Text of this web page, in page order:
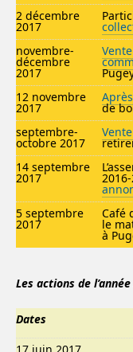
2 décembre
2017
novembre-
décembre
2017
12 novembre
2017
de
septembre-
octobre 2017
14 septembre
2017
5 septembre
2017
Café
le
à
Les actions de
Dates